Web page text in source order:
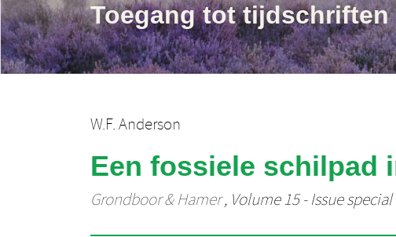
Toegang tot tijdschriften
W.F. Anderson
Een fossiele schilpad
Grondboor & Hamer, Volume 15 - Issue special